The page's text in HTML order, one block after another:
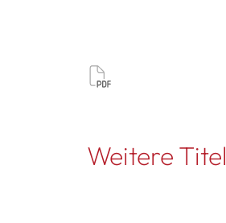
Weitere Titel